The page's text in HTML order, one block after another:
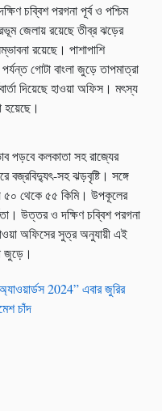
চব্বিশ পরগনা পূর্ব ও পশ্চিম
জেলায় রয়েছে তীব্র ঝড়ের
রয়েছে। পাশাপাশি
গোটা বাংলা জুড়ে তাপমাত্রা
দিয়েছে হাওয়া অফিস। মৎস্য
হয়েছে।
পড়বে কলকাতা সহ রাজ্যের
বজ্রবিদ্যুৎ-সহ ঝড়বৃষ্টি। সঙ্গে
৫০ থেকে ৫৫ কিমি। উপকূলের
উত্তর ও দক্ষিণ চব্বিশ পরগনা
অফিসের সুত্র অনুযায়ী এই
জুড়ে।
অ্যাওয়ার্ডস 2024” এবার জুরির
চাঁদ